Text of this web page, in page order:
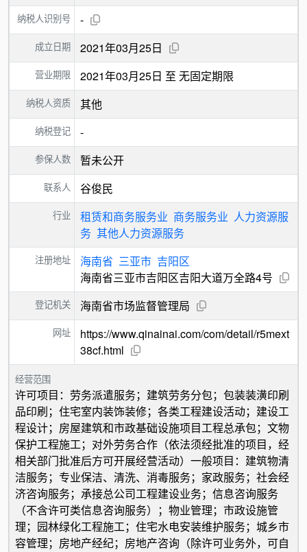
纳税人识别号 -
成立日期 2021年03月25日
营业期限 2021年03月25日 至 无固定期限
纳税人资质 其他
纳税登记 -
参保人数 暂未公开
联系人 谷俊民
行业 租赁和商务服务业 商务服务业 人力资源服
务 其他人力资源服务
注册地址 海南省 三亚市 吉阳区
海南省三亚市吉阳区吉阳大道万全路4号
登记机关 海南省市场监督管理局
网址
https://www.qinainai.com/com/detail/r5mext
38cf.html
经营范围
许可项目：劳务派遣服务；建筑劳务分包；包装装潢印刷
品印刷；住宅室内装饰装修；各类工程建设活动；建设工
程设计；房屋建筑和市政基础设施项目工程总承包；文物
保护工程施工；对外劳务合作（依法须经批准的项目，经
相关部门批准后方可开展经营活动）一般项目：建筑物清
洁服务；专业保洁、清洗、消毒服务；家政服务；社会经
济咨询服务；承接总公司工程建设业务；信息咨询服务
（不含许可类信息咨询服务）；物业管理；市政设施管
理；园林绿化工程施工；住宅水电安装维护服务；城乡市
容管理；房地产经纪；房地产咨询（除许可业务外，可自